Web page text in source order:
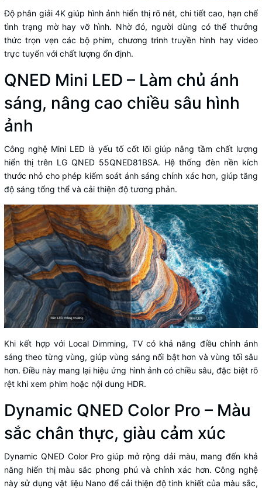
Độ phân giải 4K giúp hình ảnh hiển thị rõ nét, chi tiết cao, hạn chế
tình trạng mờ hay vỡ hình. Nhờ đó, người dùng có thể thưởng
thức trọn vẹn các bộ phim, chương trình truyền hình hay video
trực tuyến với chất lượng ổn định.
QNED Mini LED – Làm chủ ánh
sáng, nâng cao chiều sâu hình
ảnh
Công nghệ Mini LED là yếu tố cốt lõi giúp nâng tầm chất lượng
hiển thị trên LG QNED 55QNED81BSA. Hệ thống đèn nền kích
thước nhỏ cho phép kiểm soát ánh sáng chính xác hơn, giúp tăng
độ sáng tổng thể và cải thiện độ tương phản.
Khi kết hợp với Local Dimming, TV có khả năng điều chỉnh ánh
sáng theo từng vùng, giúp vùng sáng nổi bật hơn và vùng tối sâu
hơn. Điều này mang lại hiệu ứng hình ảnh có chiều sâu, đặc biệt rõ
rệt khi xem phim hoặc nội dung HDR.
Dynamic QNED Color Pro – Màu
sắc chân thực, giàu cảm xúc
Dynamic QNED Color Pro giúp mở rộng dải màu, mang đến khả
năng hiển thị màu sắc phong phú và chính xác hơn. Công nghệ
này sử dụng vật liệu Nano để cải thiện độ tinh khiết của màu sắc,